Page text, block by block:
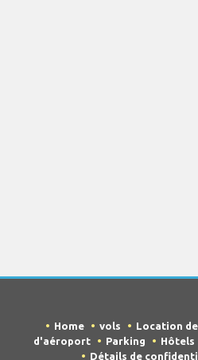
Home vols Location
d'aéroport
Parking Hôtels
Détails de